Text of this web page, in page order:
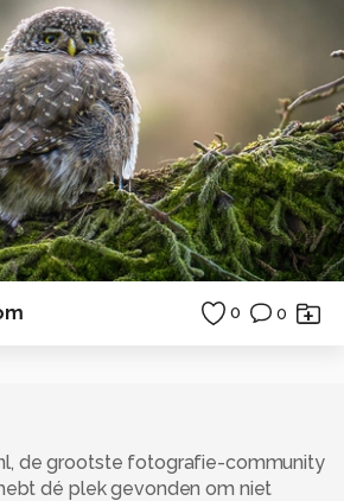
0 0
de grootste fotografie-community
dé plek gevonden om niet